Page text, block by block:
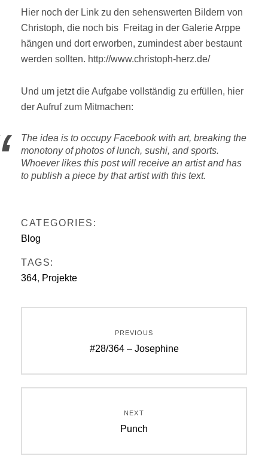
Hier noch der Link zu den sehenswerten Bildern von
Christoph, die noch bis Freitag in der Galerie Arppe
hängen und dort erworben, zumindest aber bestaunt
werden sollten. http://www.christoph-herz.de/
Und um jetzt die Aufgabe vollständig zu erfüllen, hier
der Aufruf zum Mitmachen:
The idea is to occupy Facebook with art, breaking the
monotony of photos of lunch, sushi, and sports.
Whoever likes this post will receive an artist and has
to publish a piece by that artist with this text.
CATEGORIES:
Blog
TAGS:
364, Projekte
PREVIOUS
Previous
#28/364 – Josephine
NEXT
Next
Punch